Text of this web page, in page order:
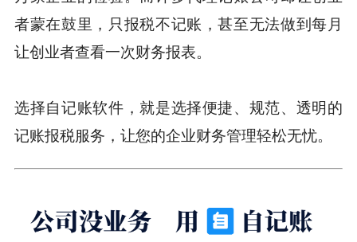
者蒙在鼓里，只报税不记账，甚至无法做到每月
让创业者查看一次财务报表。
选择自记账软件，就是选择便捷、规范、透明的
记账报税服务，让您的企业财务管理轻松无忧。